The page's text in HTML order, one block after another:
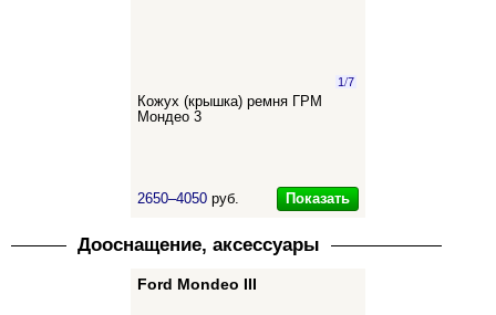
1/7
Кожух (крышка) ремня ГРМ
Мондео 3
2650–4050 руб. Показать
Дооснащение, аксессуары
Ford Mondeo III